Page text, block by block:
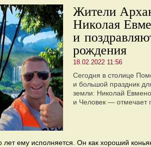
Жители
Николая
и
рождения
18.02.2022 11:56
Сегодня в столице
и большой праздник
земли: Николай
и Человек — отмечает
лет ему исполняется. Он как хороший